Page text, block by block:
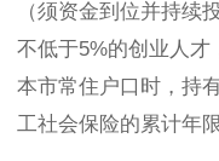
（须资金到位并持续
不低于5%的创业人才
本市常住户口时，持
工社会保险的累计年